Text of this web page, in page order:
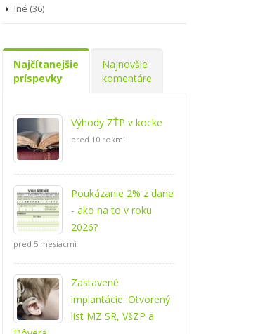
Iné (36)
Najčítanejšie
príspevky
Najnovšie
komentáre
Výhody ZŤP v kocke
pred 10 rokmi
Poukázanie 2% z dane
- ako na to v roku
2026?
pred 5 mesiacmi
Zastavené
implantácie: Otvorený
list MZ SR, VšZP a